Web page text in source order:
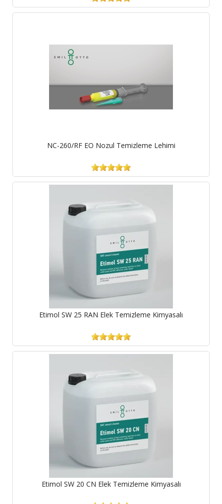
NC-260/RF EO Nozul Temizleme Lehimi
Etimol SW 25 RAN Elek Temizleme Kimyasalı
Etimol SW 20 CN Elek Temizleme Kimyasalı